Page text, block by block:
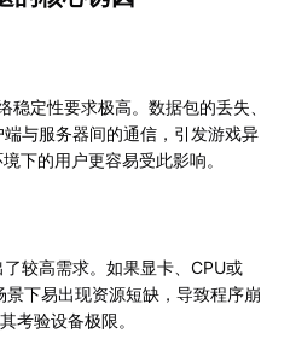
定性要求极高。数据包的丢失、
与服务器间的通信，引发游戏异
下的用户更容易受此影响。
较高需求。如果显卡、CPU或
下易出现资源短缺，导致程序崩
考验设备极限。